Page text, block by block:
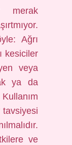
merak
Ağrı
kesiciler
veya
ya da
tavsiyesi
ve